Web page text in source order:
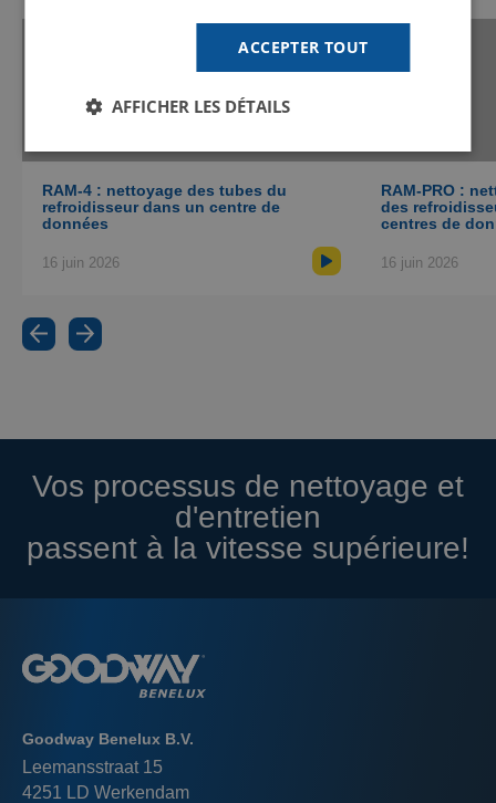
RAM-4 : nettoyage des tubes du
refroidisseur dans un centre de
données
16 juin 2026
RAM-PRO :
des
centres de
16 juin 2026
Vos processus de nettoyage et
d'entretien
passent à la vitesse supérieure!
Goodway Benelux B.V.
Leemansstraat 15
4251 LD Werkendam
Prenez rendez-vous en ligne avec l'un de nos
matière de nettoyage et recevoir des conseils.
ACCEPTER TOUT
AFFICHER LES DÉTAILS